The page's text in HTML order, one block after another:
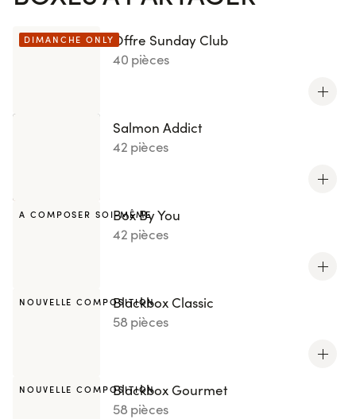
DIMANCHE ONLY Offre Sunday Club
40 pièces
Salmon Addict
42 pièces
A COMPOSER SOI-MÊME
Box By You
42 pièces
NOUVELLE COMPOSITIONBlackbox Classic
58 pièces
NOUVELLE COMPOSITIONBlackbox Gourmet
58 pièces